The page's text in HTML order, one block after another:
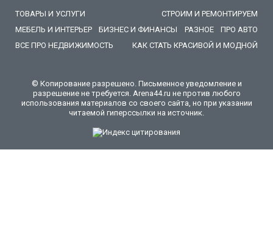
ТОВАРЫ И УСЛУГИ
СТРОИМ И РЕМОНТИРУЕМ
МЕБЕЛЬ И ИНТЕРЬЕР
БИЗНЕС И ФИНАНСЫ РАЗНОЕ
ПРО АВТО
ВСЕ ПРО НЕДВИЖИМОСТЬ
КАК СТАТЬ КРАСИВОЙ И МОДНОЙ
© Копирование разрешено. Письменное уведомление и
разрешение не требуется. Arena44.ru не против любого
использования материалов со своего сайта, но при указании
читаемой гиперссылки на источник.